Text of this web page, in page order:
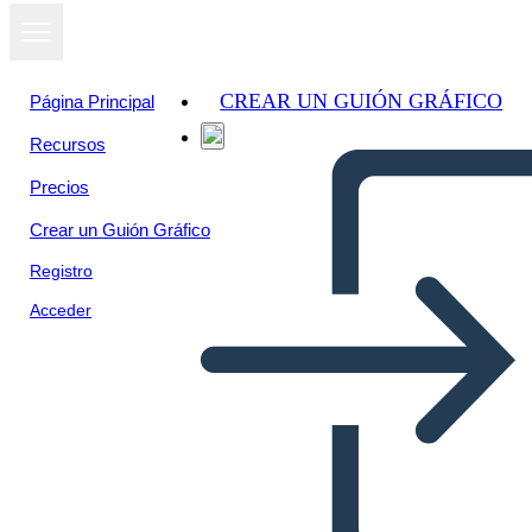
Página Principal
Recursos
Precios
Crear un Guión Gráfico
Registro
Acceder
CREAR UN GUIÓN GRÁFICO